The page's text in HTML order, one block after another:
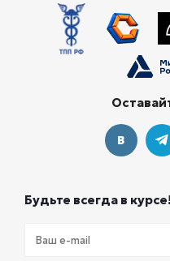
Будьте всегда в курсе!